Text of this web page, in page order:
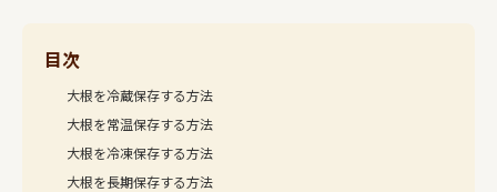
目次
大根を冷蔵保存する方法
大根を常温保存する方法
大根を冷凍保存する方法
大根を長期保存する方法